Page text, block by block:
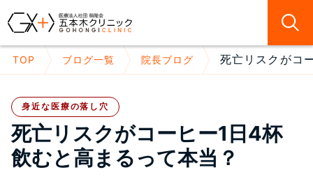
TOP ブログ一覧 院長ブログ 死亡リスクがコ
身近な医療の落し穴
死亡リスクがコーヒー1日4杯
飲むと高まるって本当？